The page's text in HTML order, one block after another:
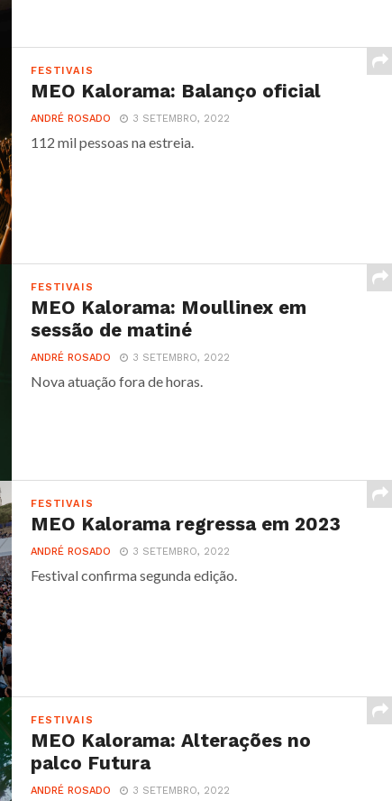
FESTIVAIS
MEO Kalorama: Balanço oficial
ANDRÉ ROSADO 3 SETEMBRO, 2022
112 mil pessoas na estreia.
FESTIVAIS
MEO Kalorama: Moullinex em
sessão de matiné
ANDRÉ ROSADO 3 SETEMBRO, 2022
Nova atuação fora de horas.
FESTIVAIS
MEO Kalorama regressa em 2023
ANDRÉ ROSADO 3 SETEMBRO, 2022
Festival confirma segunda edição.
FESTIVAIS
MEO Kalorama: Alterações no
palco Futura
ANDRÉ ROSADO 3 SETEMBRO, 2022